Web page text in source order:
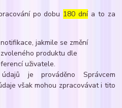
po dobu 180 dnía to za
jakmile se změní
produktu dle
uživatele.
je prováděno Správcem
však mohou zpracovávat i tito